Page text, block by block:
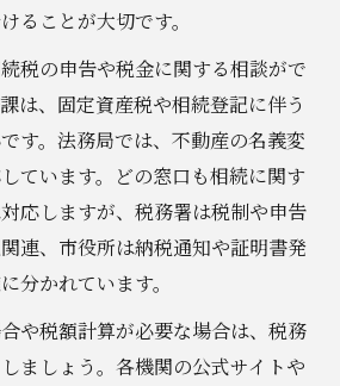
ることが大切です。
税の申告や税金に関する相談がで
は、固定資産税や相続登記に伴う
す。法務局では、不動産の名義変
ています。どの窓口も相続に関す
応しますが、税務署は税制や申告
連、市役所は納税通知や証明書発
分かれています。
や税額計算が必要な場合は、税務
ましょう。各機関の公式サイトや